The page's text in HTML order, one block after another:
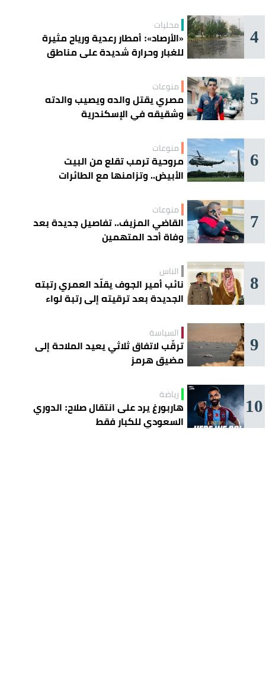
4 محليات
«الأرصاد»: أمطار رعدية ورياح مثيرة
للغبار وحرارة شديدة على مناطق
5 منوعات
مصري يقتل والده ويصيب والدته
وشقيقه في الإسكندرية
6 منوعات
مروحية ترمب تقلع من البيت
الأبيض.. وتزامنها مع الطائرات
7 منوعات
القاضي المزيف.. تفاصيل جديدة بعد
وفاة أحد المتهمين
8 الناس
نائب أمير الجوف يقلّد العمري رتبته
الجديدة بعد ترقيته إلى رتبة لواء
9 السياسة
ترقّب لاتفاق ثلاثي يعيد الملاحة إلى
مضيق هرمز
10 رياضة
هاربورغ يرد على انتقال صلاح: الدوري
السعودي للكبار فقط